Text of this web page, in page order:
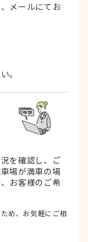
メールにてお
。
を確認し、ご
場が満車の場
お客様のご希
め、お気軽にご相